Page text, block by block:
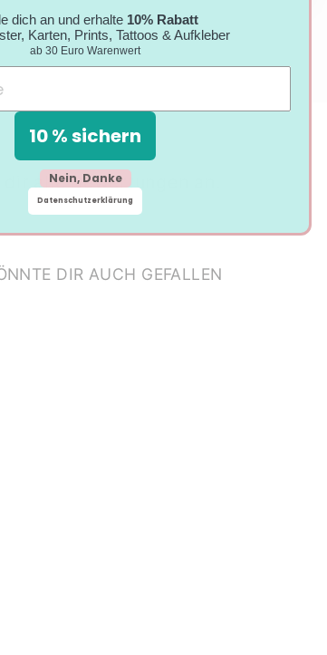
dir alle Bewertungen an.
DIR AUCH GEFALLEN
dich an und erhalte 10% Rabatt
Karten, Prints, Tattoos & Aufkleber
ab 30 Euro Warenwert
10 % sichern
Nein, Danke
Datenschutzerklärung